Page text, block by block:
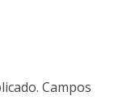
Campos